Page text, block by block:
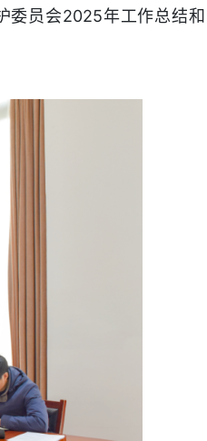
委员会2025年工作总结和